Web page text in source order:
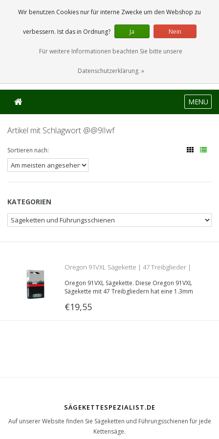
0 Artikel
MENU
Artikel mit Schlagwort @@9lIwf
Sortieren nach:
KATEGORIEN
Oregon 91VXL Sägekette | 47 Treibglieder |
1.3mm | 3/8LP | Teilnummer. 91VXL047E
Oregon 91VXL Sägekette. Diese Oregon 91VXL
Sägekette mit 47 Treibgliedern hat eine 1.3mm
Kettensägen.
€19,55
SÄGEKETTESPEZIALIST.DE
Auf unserer Website finden Sie Sägeketten und Führungsschienen für jede
Kettensäge.
Wir benutzen Cookies nur für interne Zwecke um den Webshop zu
verbessern. Ist das in Ordnung? Ja Nein
Für weitere Informationen beachten Sie bitte unsere
Datenschutzerklärung. »